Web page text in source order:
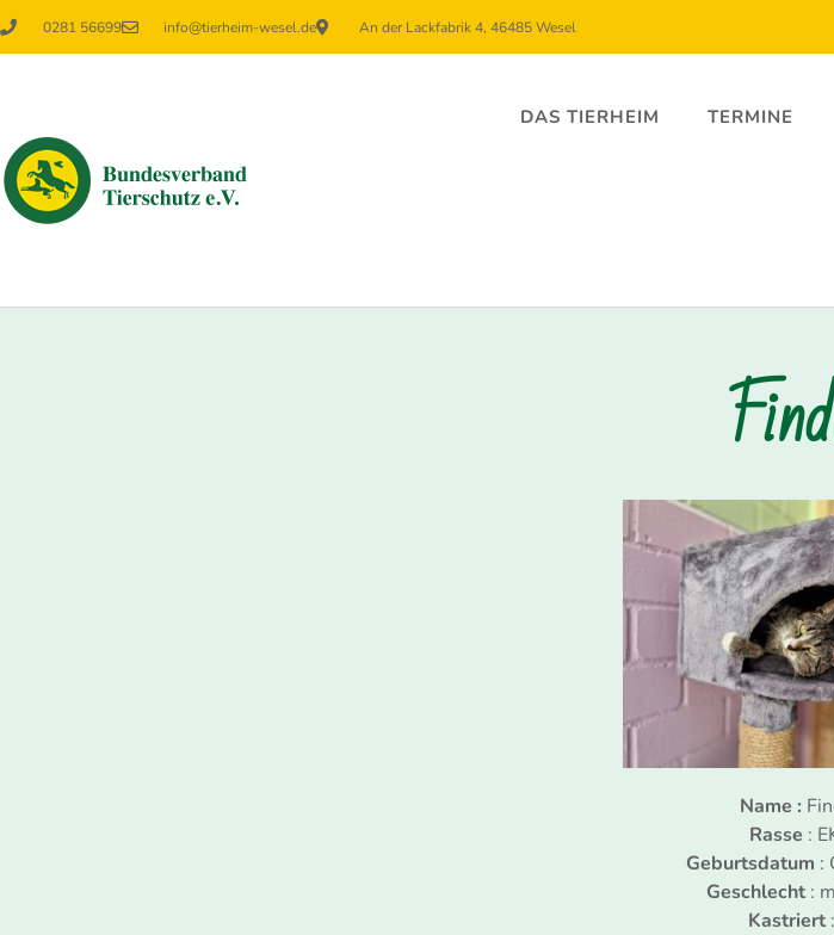
0281 56699 info@tierheim-wesel.de An der Lackfabrik 4, 46485 Wesel
DAS TIERHEIM TERMINE
Name :
Rasse :
Geburtsdatum :
Geschlecht :
Kastriert